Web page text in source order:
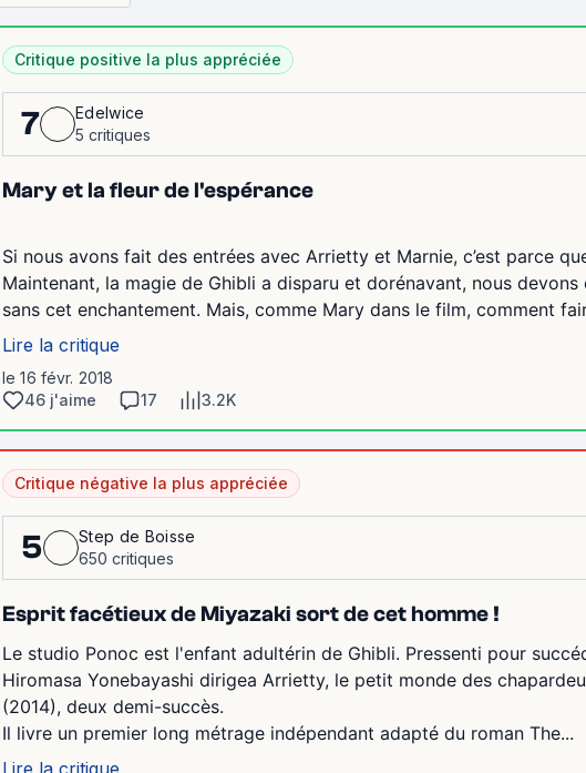
Critique positive la plus appréciée
7
Edelwice
5 critiques
Mary et la fleur de l'espérance
Si nous avons fait des entrées avec Arrietty et Marnie, c’est parce
Maintenant, la magie de Ghibli a disparu et dorénavant, nous
sans cet enchantement. Mais, comme Mary dans le film, comment
Lire la critique
le 16 févr. 2018
46 j'aime
17 3.2K
Critique négative la plus appréciée
5
Step de Boisse
650 critiques
Esprit facétieux de Miyazaki sort de cet homme !
Le studio Ponoc est l'enfant adultérin de Ghibli. Pressenti pour
Hiromasa Yonebayashi dirigea Arrietty, le petit monde des
(2014), deux demi-succès.
Il livre un premier long métrage indépendant adapté du roman The...
Lire la critique